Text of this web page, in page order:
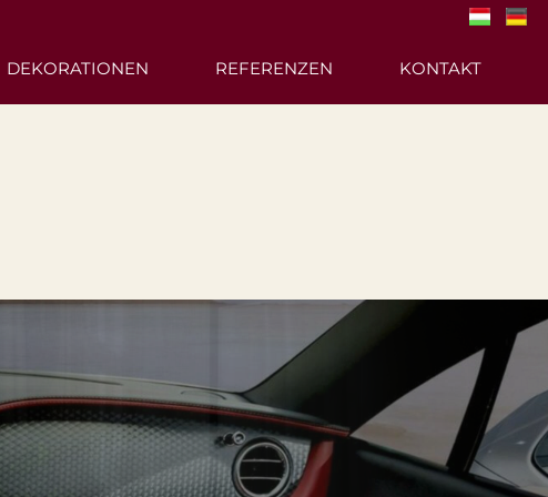
DEKORATIONEN REFERENZEN KONTAKT